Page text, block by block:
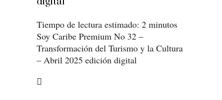
Tiempo de lectura estimado: 2 minutos
Soy Caribe Premium No 32 –
Transformación del Turismo y la Cultura
– Abril 2025 edición digital